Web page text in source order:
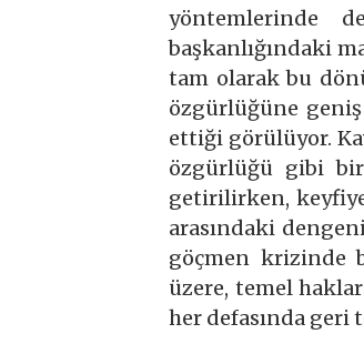
yöntemlerinde
başkanlığındaki
tam olarak bu
özgürlüğüne
ettiği görülüyor.
özgürlüğü gibi
getirilirken,
arasındaki
göçmen krizinde
üzere, temel
her defasında geri